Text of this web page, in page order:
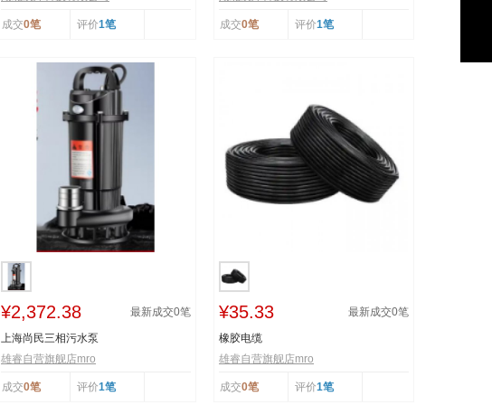
成交0笔 评价1笔 成交0笔 评价1笔
¥2,372.38 最新成交0笔
上海尚民三相污水泵
雄睿自营旗舰店mro
成交0笔 评价1笔
¥35.33 最新成交0笔
橡胶电缆
雄睿自营旗舰店mro
成交0笔 评价1笔